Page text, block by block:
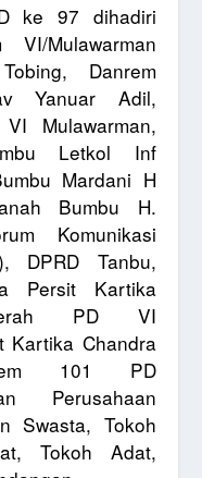
ke 97 dihadiri
Mulawarman
Danrem
Yanuar Adil,
Mulawarman,
Letkol Inf
Mardani H
Bumbu H.
Komunikasi
DPRD Tanbu,
Persit Kartika
PD VI
Kartika Chandra
101 PD
Perusahaan
Swasta, Tokoh
Tokoh Adat,